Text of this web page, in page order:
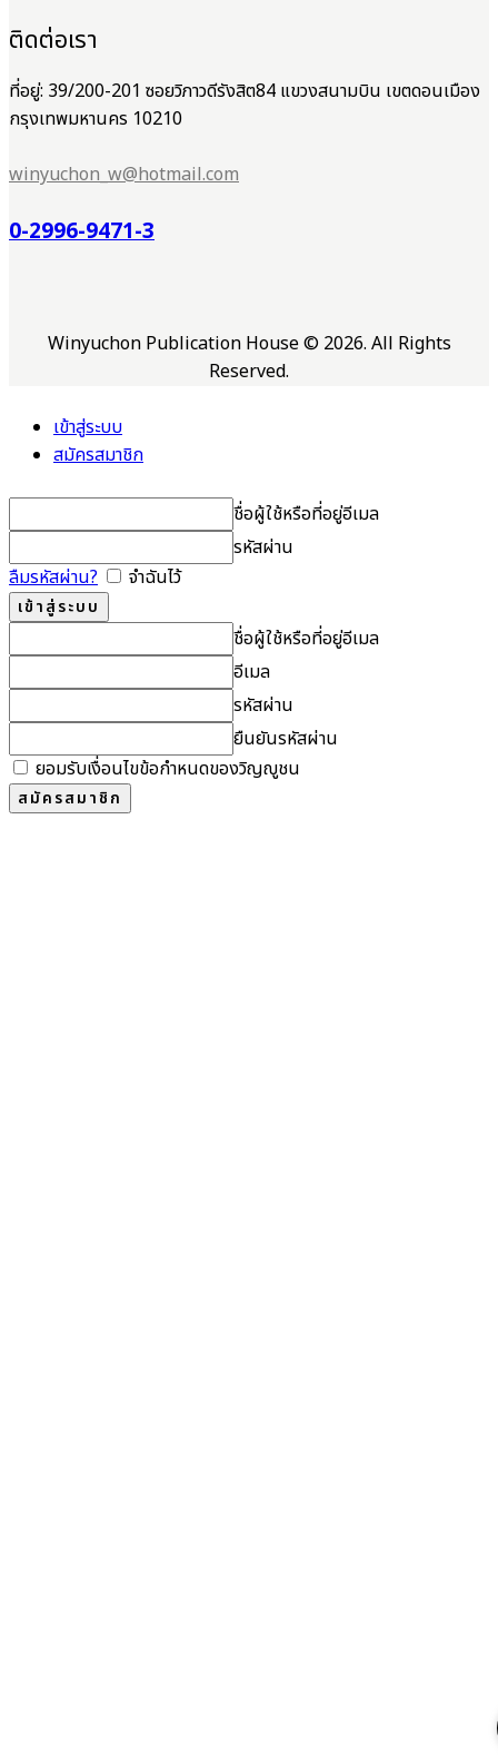
ติดต่อเรา
ที่อยู่: 39/200-201 ซอยวิภาวดีรังสิต84 แขวงสนามบิน เขตดอนเมือง
กรุงเทพมหานคร 10210
winyuchon_w@hotmail.com
0-2996-9471-3
Winyuchon Publication House © 2026. All Rights
Reserved.
เข้าสู่ระบบ
สมัครสมาชิก
ชื่อผู้ใช้หรือที่อยู่อีเมล
รหัสผ่าน
ลืมรหัสผ่าน?
จำฉันไว้
ชื่อผู้ใช้หรือที่อยู่อีเมล
อีเมล
รหัสผ่าน
ยืนยันรหัสผ่าน
ยอมรับเงื่อนไขข้อกำหนดของวิญญูชน